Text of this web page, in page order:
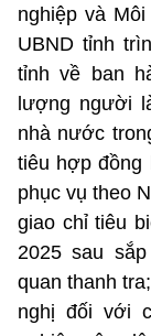
nghiệp và
UBND tỉnh
tỉnh về ban
lượng người
nhà nước
tiêu hợp đồng
phục vụ theo
giao chỉ tiêu
2025 sau
quan thanh
nghị đối với